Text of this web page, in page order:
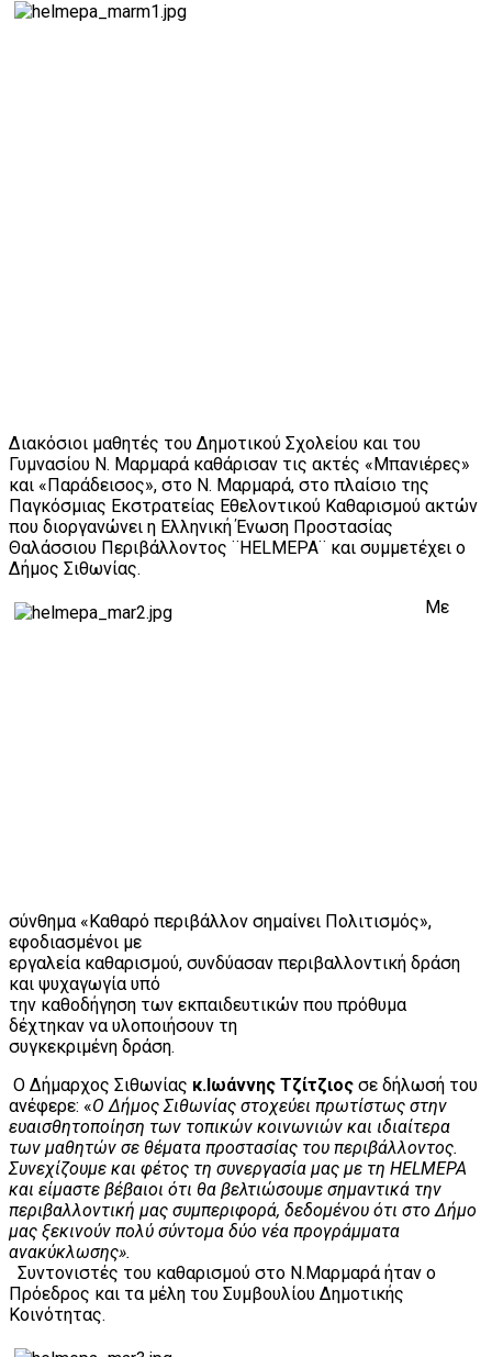
Διακόσιοι μαθητές του Δημοτικού Σχολείου και του
Γυμνασίου Ν. Μαρμαρά καθάρισαν τις ακτές «Μπανιέρες»
και «Παράδεισος», στο Ν. Μαρμαρά, στο πλαίσιο της
Παγκόσμιας Εκστρατείας Εθελοντικού Καθαρισμού ακτών
που διοργανώνει η Ελληνική Ένωση Προστασίας
Θαλάσσιου Περιβάλλοντος ¨HELMEPA¨ και συμμετέχει ο
Δήμος Σιθωνίας.
Με
σύνθημα «Καθαρό περιβάλλον σημαίνει Πολιτισμός»,
εφοδιασμένοι με
εργαλεία καθαρισμού, συνδύασαν περιβαλλοντική δράση
και ψυχαγωγία υπό
την καθοδήγηση των εκπαιδευτικών που πρόθυμα
δέχτηκαν να υλοποιήσουν τη
συγκεκριμένη δράση.
Ο Δήμαρχος Σιθωνίας κ.Ιωάννης Τζίτζιος σε δήλωσή του
ανέφερε: «Ο Δήμος Σιθωνίας στοχεύει πρωτίστως στην
ευαισθητοποίηση των τοπικών κοινωνιών και ιδιαίτερα
των μαθητών σε θέματα προστασίας του περιβάλλοντος.
Συνεχίζουμε και φέτος τη συνεργασία μας με τη HELMEPA
και είμαστε βέβαιοι ότι θα βελτιώσουμε σημαντικά την
περιβαλλοντική μας συμπεριφορά, δεδομένου ότι στο Δήμο
μας ξεκινούν πολύ σύντομα δύο νέα προγράμματα
ανακύκλωσης».
Συντονιστές του καθαρισμού στο Ν.Μαρμαρά ήταν ο
Πρόεδρος και τα μέλη του Συμβουλίου Δημοτικής
Κοινότητας.